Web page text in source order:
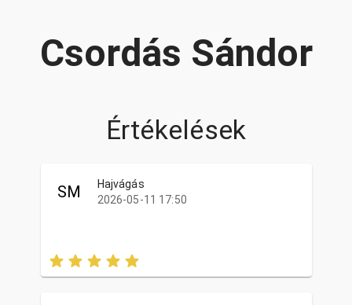
Csordás Sándor
Értékelések
SM
Hajvágás
2026-05-11 17:50